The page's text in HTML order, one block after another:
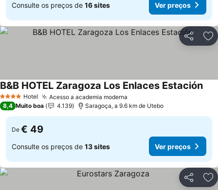
Consulte os preços de 16 sites Ver preços
Partilhar
4 EstrelasHotel Acesso a academia moderna
B&B HOTEL Zaragoza Los Enlaces Estación
8,4 Muito boa 4.139 Saragoça, a 9.6 km de Utebo
De € 49
Consulte os preços de 13 sites Ver preços
Partilhar